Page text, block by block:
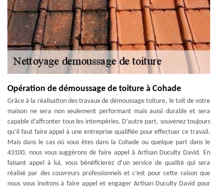
Opération de démoussage de toiture à Cohade
Grâce à la réalisation des travaux de démoussage toiture, le toit de votre
maison ne sera non seulement performant mais aussi durable et sera
capable d’affronter tous les intempéries. D’autre part, souvenez toujours
qu’il faut faire appel à une entreprise qualifiée pour effectuer ce travail.
Mais dans le cas où vous êtes dans la Cohade ou quelque part dans le
43100, nous vous suggérons de faire appel à Artisan Duculty David. En
faisant appel à lui, vous bénéficierez d’un service de qualité qui sera
réalisé par des couvreurs professionnels et c’est pour cette raison que
nous vous invitons à faire appel et engager Artisan Duculty David pour